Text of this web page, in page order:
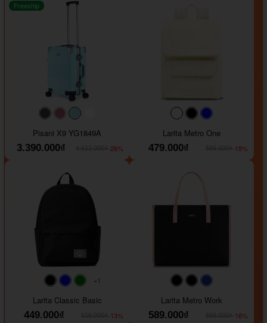
#40454a#b76e79
#9ad8e7
Freeship
Pisani X9 YG1849A
3.390.000₫
-26%
#faf0e6#000000
Larita Metro One
479.000₫
-19%
#faf0e6
#000000#0000FF#008000
+1
Larita Classic Basic
449.000₫
-13%
#000000#000000
Larita Metro Work
589.000₫
-16%